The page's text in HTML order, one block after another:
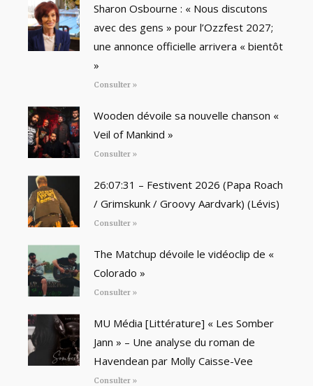
Sharon Osbourne : « Nous discutons
avec des gens » pour l’Ozzfest 2027;
une annonce officielle arrivera « bientôt
»
Consulter »
Wooden dévoile sa nouvelle chanson «
Veil of Mankind »
Consulter »
26:07:31 – Festivent 2026 (Papa Roach
/ Grimskunk / Groovy Aardvark) (Lévis)
Consulter »
The Matchup dévoile le vidéoclip de «
Colorado »
Consulter »
MU Média [Littérature] « Les Somber
Jann » – Une analyse du roman de
Havendean par Molly Caisse-Vee
Consulter »